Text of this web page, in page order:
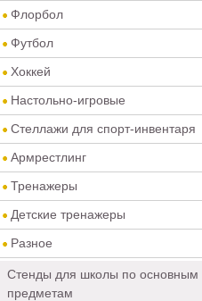
Флорбол
Футбол
Хоккей
Настольно-игровые
Стеллажи для спорт-инвентаря
Армрестлинг
Тренажеры
Детские тренажеры
Разное
Стенды для школы по основным
предметам